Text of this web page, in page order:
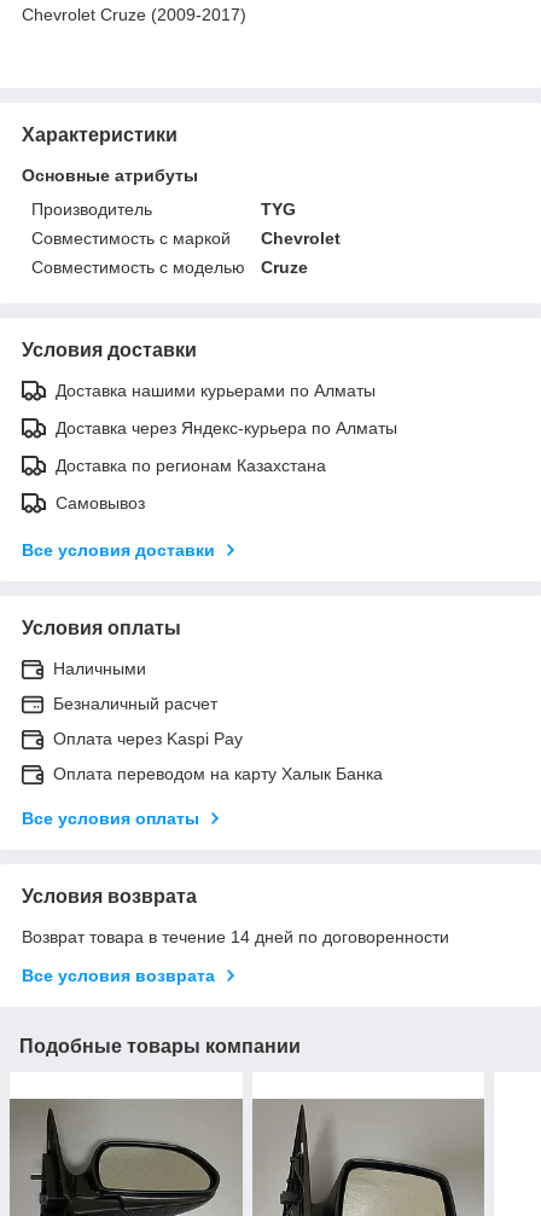
Chevrolet Cruze (2009-2017)
Характеристики
Основные атрибуты
Производитель
TYG
Совместимость с маркой
Chevrolet
Совместимость с моделью
Cruze
Условия доставки
Доставка нашими курьерами по Алматы
Доставка через Яндекс-курьера по Алматы
Доставка по регионам Казахстана
Самовывоз
Все условия доставки
Условия оплаты
Наличными
Безналичный расчет
Оплата через Kaspi Pay
Оплата переводом на карту Халык Банка
Все условия оплаты
Условия возврата
Возврат товара в течение 14 дней по договоренности
Все условия возврата
Подобные товары компании